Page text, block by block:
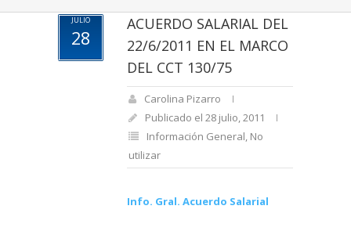
JULIO
28
ACUERDO SALARIAL DEL
22/6/2011 EN EL MARCO
DEL CCT 130/75
Carolina Pizarro
Publicado el 28 julio, 2011
Información General, No
utilizar
Info. Gral. Acuerdo Salarial